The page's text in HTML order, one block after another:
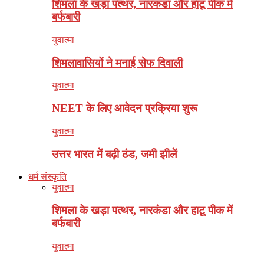
शिमला के खड़ा पत्थर, नारकंडा और हाटू पीक में
बर्फबारी
युवात्मा
शिमलावासियों ने मनाई सेफ दिवाली
युवात्मा
NEET के लिए आवेदन प्रक्रिया शुरू
युवात्मा
उत्तर भारत में बढ़ी ठंड, जमी झीलें
धर्म संस्कृति
युवात्मा
शिमला के खड़ा पत्थर, नारकंडा और हाटू पीक में
बर्फबारी
युवात्मा